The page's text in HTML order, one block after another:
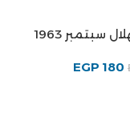
سبتمبر 1963
EGP 180